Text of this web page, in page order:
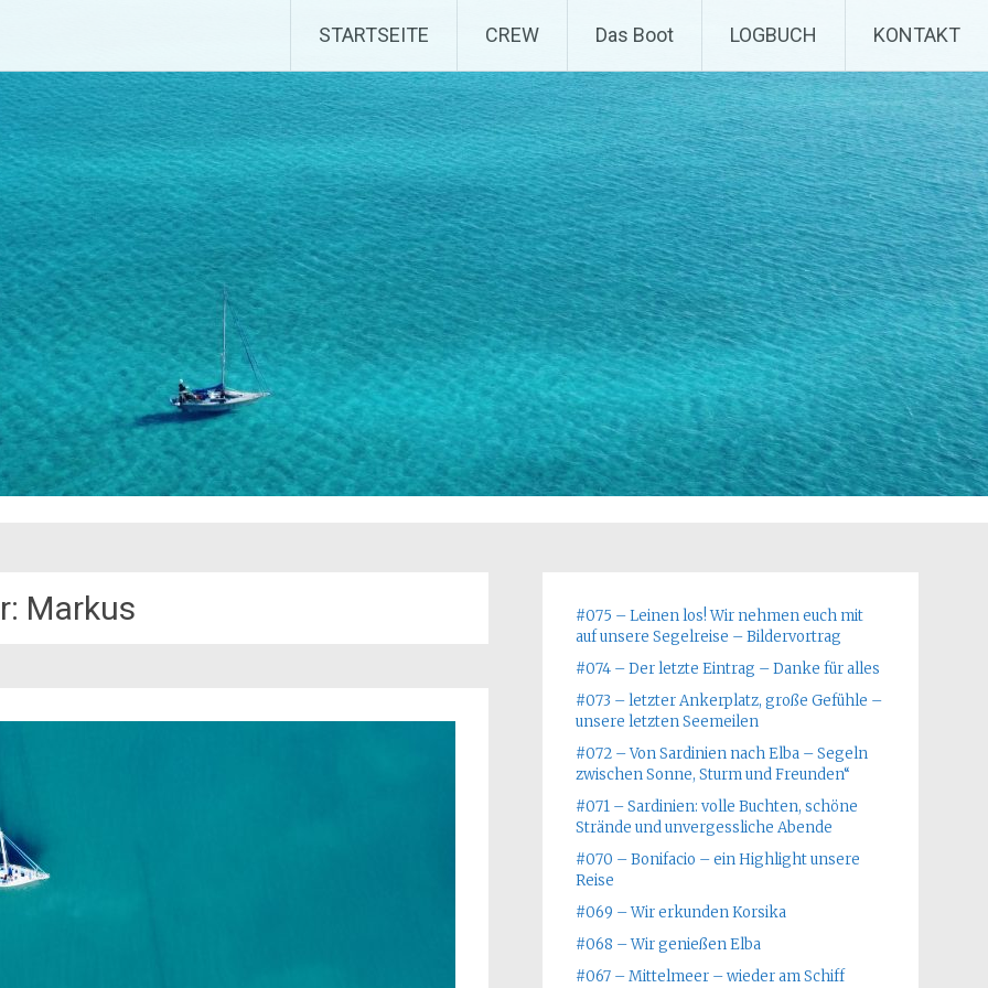
STARTSEITE CREW Das Boot LOGBUCH KONTAKT
Markus
#075 – Leinen los! Wir nehmen euch mit
auf unsere Segelreise – Bildervortrag
#074 – Der letzte Eintrag – Danke für alles
#073 – letzter Ankerplatz, große Gefühle –
unsere letzten Seemeilen
#072 – Von Sardinien nach Elba – Segeln
zwischen Sonne, Sturm und Freunden“
#071 – Sardinien: volle Buchten, schöne
Strände und unvergessliche Abende
#070 – Bonifacio – ein Highlight unsere
Reise
#069 – Wir erkunden Korsika
#068 – Wir genießen Elba
#067 – Mittelmeer – wieder am Schiff